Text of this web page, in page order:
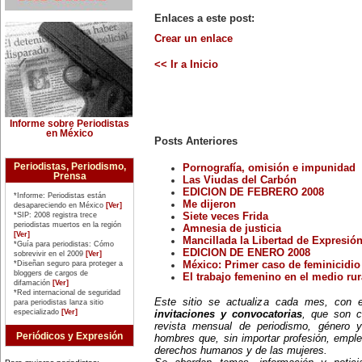
Matilde Montoya (1857-1938). Fue
título de médica cirujana en 1887.
16 de marzo:
La pacifista estadounidense
Rachel Corrie es arrollada (2003)
por una excavadora militar en
Gaza, cuando actuaba como
'escudo humano' para impedir la
demolición de la casa de un
médico de la localidad de Rafah.
19 de marzo:
La Alta Comisionada para los
su retiro del cargo (2002), luego
de conocerse las presiones del
gobierno de Estados Unidos para
que dejara el cargo, por
considerarla una persona
'molesta' para sus intereses.
20 de marzo:
La escritora estadounidense
Harriet Beecher-Stowe (1811-
1896), publica 'La Cabaña del Tío
Tom' (1852), novela que se
convierte en el manifiesto
antiesclavista de su época.
21 de marzo:
Día Internacional de la Eliminación
de la Discriminación Racial.
23 de marzo:
Nace en Iquique, Chile, Elena
Informe sobre Periodistas
en México
Periodistas, Periodismo,
Prensa
*Informe: Periodistas están
desapareciendo en México [Ver]
*SIP: 2008 registra trece
periodistas muertos en la región
[Ver]
*Guía para periodistas: Cómo
sobrevivir en el 2009 [Ver]
*Diseñan seguro para proteger a
bloggers de cargos de
difamación [Ver]
*Red internacional de seguridad
para periodistas lanza sitio
especializado [Ver]
Periódicos y Expresión
Enlaces a este post:
Crear un enlace
<< Ir a Inicio
Posts Anteriores
Pornografía, omisión e impunidad
Las Viudas del Carbón
EDICION DE FEBRERO 2008
Me dijeron
Siete veces Frida
Amnesia de justicia
Mancillada la Libertad de Expresión
EDICION DE ENERO 2008
México: Primer caso de
El trabajo femenino en el medio
Este sitio se actualiza cada mes, con
invitaciones y convocatorias, que son
revista mensual de periodismo, género
hombres que, sin importar profesión,
derechos humanos y de las mujeres.